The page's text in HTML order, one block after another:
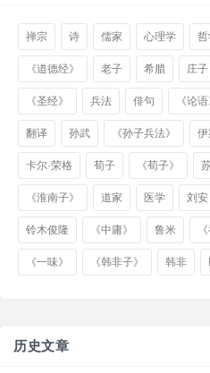
禅宗 诗 儒家 心理学
《道德经》 老子 希腊 庄子
《圣经》 兵法 俳句 《论语
翻译 孙武 《孙子兵法》 伊
卡尔·荣格 荀子 《荀子》
《淮南子》 道家 医学 刘安
铃木俊隆 《中庸》 鲁米
《一味》 《韩非子》 韩非
历史文章